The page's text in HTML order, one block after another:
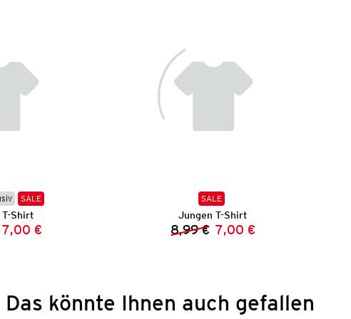
SALE
Shirt
Vorheriger Preis:
Neuer Preis:
7,00 €
SALE
Jungen T-Shirt
Vorheriger Preis:
8,99 € Neuer Preis:
7,00 €
Das könnte Ihnen auch gefallen